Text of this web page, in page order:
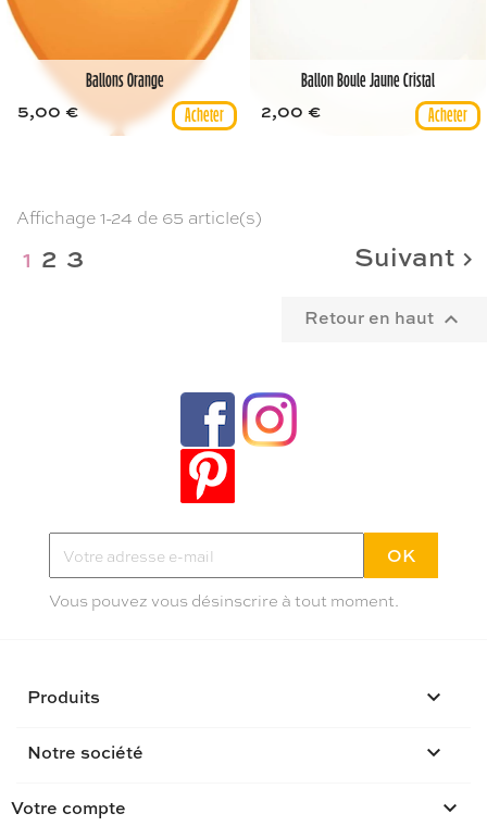
Ballons Orange
5,00 €
Ballon Boule Jaune Cristal
2,00 €
Affichage 1-24 de 65 article(s)
1 2 3 Suivant 
Retour en haut 
Tendances, idées déco et bons plans
Inscrivez-vous à la newletter Poppy
Pas plus de deux mails par mois
Vous pouvez vous désinscrire à tout moment.
Produits 
Notre société 
Votre compte 